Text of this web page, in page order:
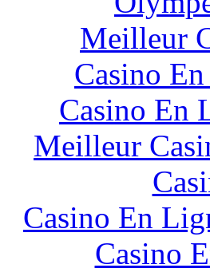
Meilleur
Casino
Casino En
Meilleur
Casino En
Casino